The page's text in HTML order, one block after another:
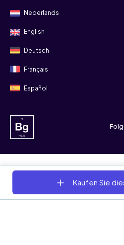
Nederlands
English
Deutsch
Français
Español
© 2008 -
Allgemeine
Kaufen Sie